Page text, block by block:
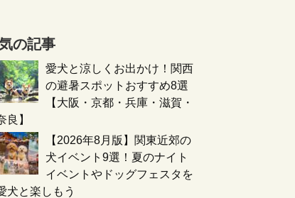
の記事
愛犬と涼しくお出かけ！関西
の避暑スポットおすすめ8選
【大阪・京都・兵庫・滋賀・
良】
【2026年8月版】関東近郊の
犬イベント9選！夏のナイト
イベントやドッグフェスタを
犬と楽しもう